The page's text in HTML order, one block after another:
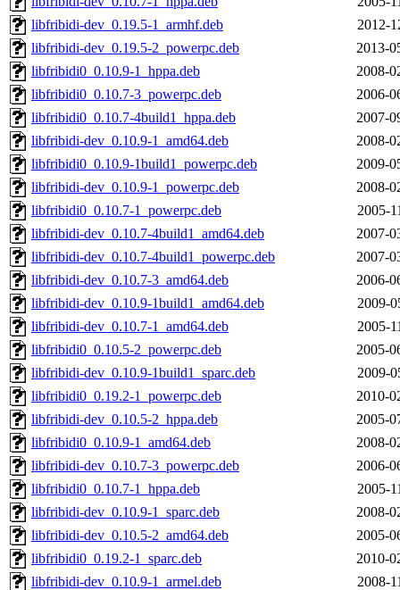
libfribidi-dev_0.19.5-1_armhf.deb
2012-
libfribidi-dev_0.19.5-2_powerpc.deb
2013-
libfribidi0_0.10.9-1_hppa.deb
2008-
libfribidi0_0.10.7-3_powerpc.deb
2006-
libfribidi0_0.10.7-4build1_hppa.deb
2007-
libfribidi-dev_0.10.9-1_amd64.deb
2008-
libfribidi0_0.10.9-1build1_powerpc.deb
2009-
libfribidi-dev_0.10.9-1_powerpc.deb
2008-
libfribidi0_0.10.7-1_powerpc.deb
2005-
libfribidi-dev_0.10.7-4build1_amd64.deb
2007-
libfribidi-dev_0.10.7-4build1_powerpc.deb
2007-
libfribidi-dev_0.10.7-3_amd64.deb
2006-
libfribidi-dev_0.10.9-1build1_amd64.deb
2009-
libfribidi-dev_0.10.7-1_amd64.deb
2005-
libfribidi0_0.10.5-2_powerpc.deb
2005-
libfribidi-dev_0.10.9-1build1_sparc.deb
2009-
libfribidi0_0.19.2-1_powerpc.deb
2010-
libfribidi-dev_0.10.5-2_hppa.deb
2005-
libfribidi0_0.10.9-1_amd64.deb
2008-
libfribidi-dev_0.10.7-3_powerpc.deb
2006-
libfribidi0_0.10.7-1_hppa.deb
2005-
libfribidi-dev_0.10.9-1_sparc.deb
2008-
libfribidi-dev_0.10.5-2_amd64.deb
2005-
libfribidi0_0.19.2-1_sparc.deb
2010-
libfribidi-dev_0.10.9-1_armel.deb
2008-